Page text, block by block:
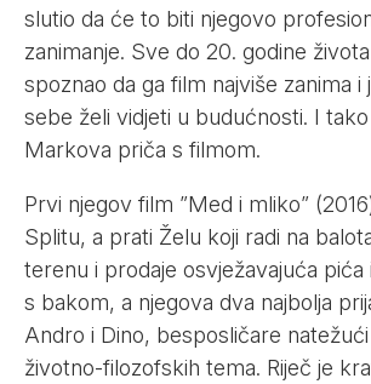
slutio da će to biti njegovo
zanimanje. Sve do 20. godine
spoznao da ga film najviše zanima i
sebe želi vidjeti u budućnosti. I
Markova priča s filmom.
Prvi njegov film ”Med i mliko”
Splitu, a prati Želu koji radi na
terenu i prodaje osvježavajuća pića
s bakom, a njegova dva najbolja
Andro i Dino, besposličare
životno-filozofskih tema. Riječ je